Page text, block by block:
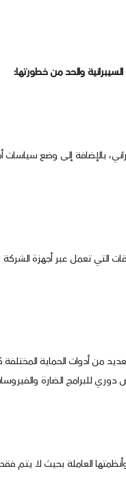
والحد من خطورتها:
بالإضافة إلى وضع سياسات
التي تعمل عبر أجهزة
للبرامج الضارة
العاملة بحيث لا يتم